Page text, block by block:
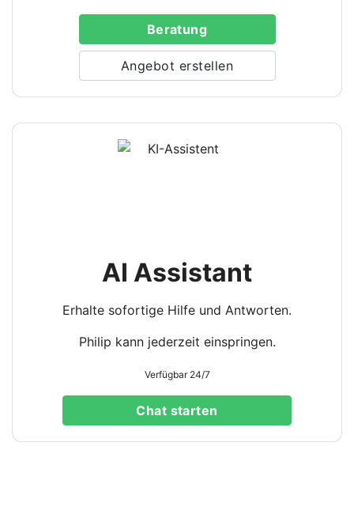
Beratung
Angebot erstellen
AI Assistant
Erhalte sofortige Hilfe und Antworten.
Philip kann jederzeit einspringen.
Verfügbar 24/7
Chat starten